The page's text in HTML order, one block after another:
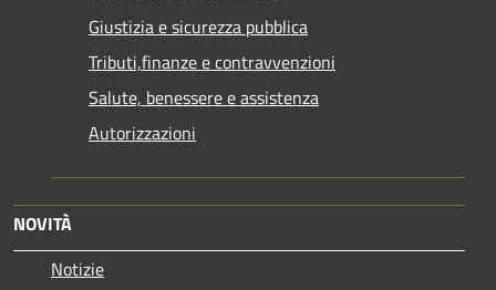
Giustizia e sicurezza pubblica
Tributi,finanze e contravvenzioni
Salute, benessere e assistenza
Autorizzazioni
NOVITÀ
Notizie